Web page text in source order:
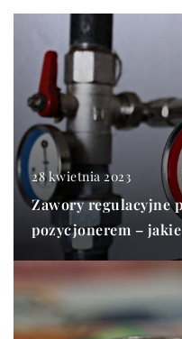
28 kwietnia 2023
Zawory regulacyjne
pozycjonerem –